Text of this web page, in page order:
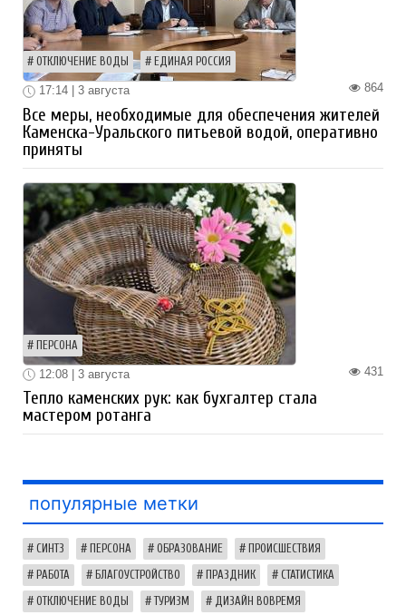
ОТКЛЮЧЕНИЕ ВОДЫ ЕДИНАЯ РОССИЯ
864
17:14 | 3 августа
Все меры, необходимые для обеспечения жителей
Каменска-Уральского питьевой водой, оперативно
приняты
ПЕРСОНА
431
12:08 | 3 августа
Тепло каменских рук: как бухгалтер стала
мастером ротанга
популярные метки
СИНТЗ ПЕРСОНА ОБРАЗОВАНИЕ ПРОИСШЕСТВИЯ
РАБОТА БЛАГОУСТРОЙСТВО ПРАЗДНИК СТАТИСТИКА
ОТКЛЮЧЕНИЕ ВОДЫ ТУРИЗМ ДИЗАЙН ВОВРЕМЯ